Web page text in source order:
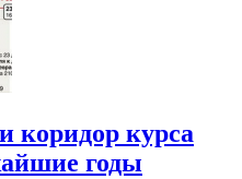
коридор курса
годы